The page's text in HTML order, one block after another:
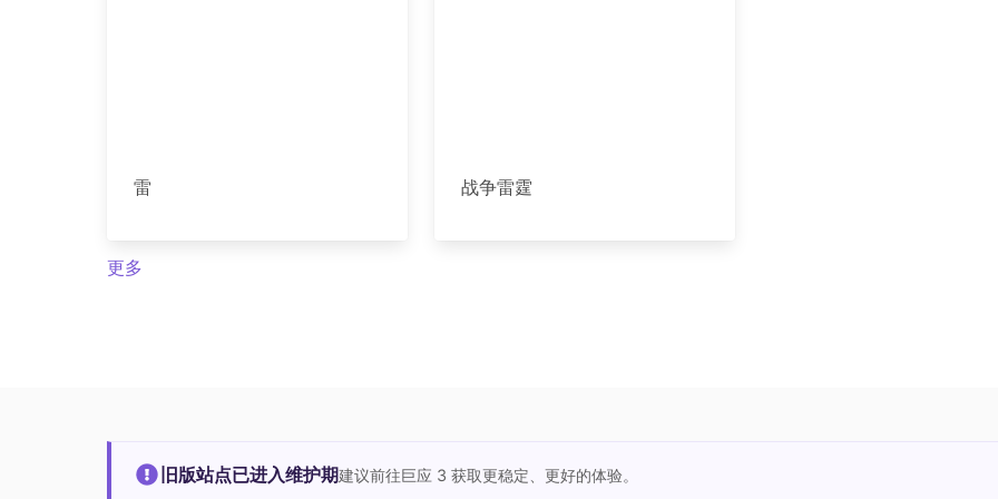
雷 战争雷霆
更多
旧版站点已进入维护期建议前往巨应 3 获取更稳定、更好的体验。